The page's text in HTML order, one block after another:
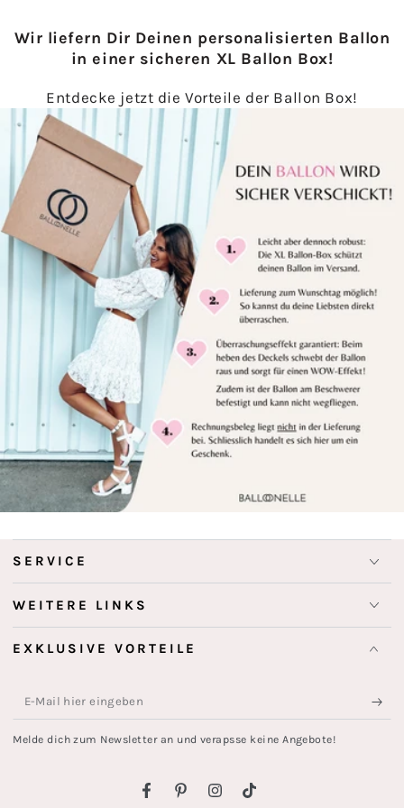
Wir liefern Dir Deinen personalisierten Ballon
in einer sicheren XL Ballon Box!
Entdecke jetzt die Vorteile der Ballon Box!
SERVICE
WEITERE LINKS
EXKLUSIVE VORTEILE
E-
Mail
Melde dich zum Newsletter an und verapsse keine Angebote!
FacebookPinterestInstagram
TikTok